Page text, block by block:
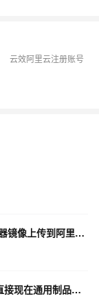
云效阿里云注册账号
云效流水线,私有构建集群,默认VM环境,构建容器镜像上传到阿里云镜像仓库个人版,看不到镜像信息
不登录的情况下，有办法从云效制品通用仓库直接现在通用制品文件吗？